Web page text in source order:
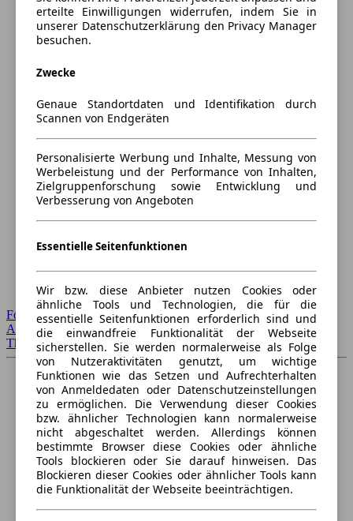
Forum Startseite
Alle Auto-Foren
Themen-Forum
erteilte Einwilligungen widerrufen, indem Sie in
unserer Datenschutzerklärung den Privacy Manager
besuchen.
Zwecke
Genaue Standortdaten und Identifikation durch
Scannen von Endgeräten
Personalisierte Werbung und Inhalte, Messung von
Werbeleistung und der Performance von Inhalten,
Zielgruppenforschung sowie Entwicklung und
Verbesserung von Angeboten
Essentielle Seitenfunktionen
Wir bzw. diese Anbieter nutzen Cookies oder
ähnliche Tools und Technologien, die für die
essentielle Seitenfunktionen erforderlich sind und
die einwandfreie Funktionalität der Webseite
sicherstellen. Sie werden normalerweise als Folge
von Nutzeraktivitäten genutzt, um wichtige
Funktionen wie das Setzen und Aufrechterhalten
von Anmeldedaten oder Datenschutzeinstellungen
zu ermöglichen. Die Verwendung dieser Cookies
bzw. ähnlicher Technologien kann normalerweise
nicht abgeschaltet werden. Allerdings können
bestimmte Browser diese Cookies oder ähnliche
Tools blockieren oder Sie darauf hinweisen. Das
Blockieren dieser Cookies oder ähnlicher Tools kann
die Funktionalität der Webseite beeinträchtigen.